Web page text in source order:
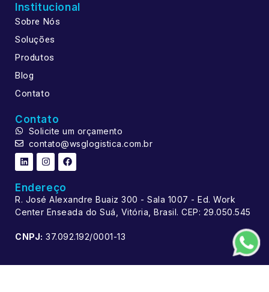
Institucional
Sobre Nós
Soluções
Produtos
Blog
Contato
Contato
Solicite um orçamento
contato@wsglogistica.com.br
Endereço
R. José Alexandre Buaiz 300 - Sala 1007 - Ed. Work
Center Enseada do Suá, Vitória, Brasil. CEP: 29.050.545
CNPJ: 37.092.192/0001-13